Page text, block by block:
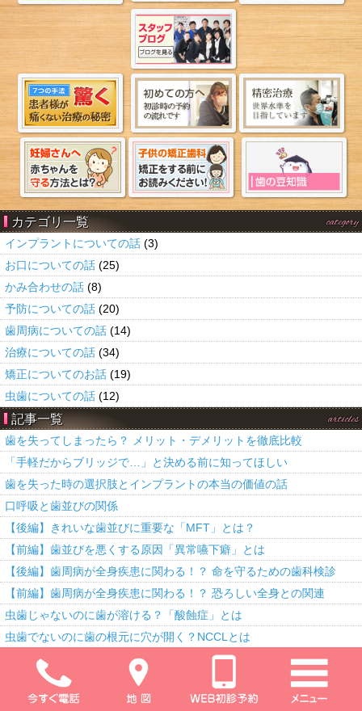
カテゴリ一覧 category
インプラントについての話 (3)
お口についての話 (25)
かみ合わせの話 (8)
予防についての話 (20)
歯周病についての話 (14)
治療についての話 (34)
矯正についてのお話 (19)
虫歯についての話 (12)
記事一覧 articles
歯を失ってしまったら？ メリット・デメリットを徹底比較
「手軽だからブリッジで…」と決める前に知ってほしい
歯を失った時の選択肢とインプラントの本当の価値の話
口呼吸と歯並びの関係
【後編】きれいな歯並びに重要な「MFT」とは？
【前編】歯並びを悪くする原因「異常嚥下癖」とは
【後編】歯周病が全身疾患に関わる！？ 命を守るための歯科検診
【前編】歯周病が全身疾患に関わる！？ 恐ろしい全身との関連
虫歯じゃないのに歯が溶ける？「酸蝕症」とは
虫歯でないのに歯の根元に穴が開く？NCCLとは
地図・交通案内
旧市内国道185号線から
広島、呉道路から
広、東広島市方面から
呉駅からタクシー